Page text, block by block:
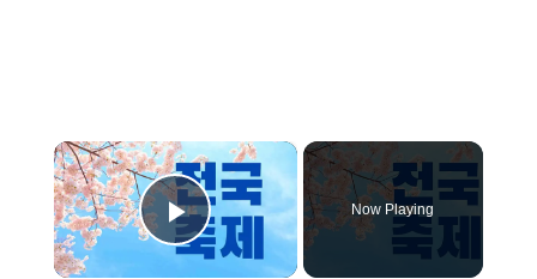
×
Play Video
Now Playing